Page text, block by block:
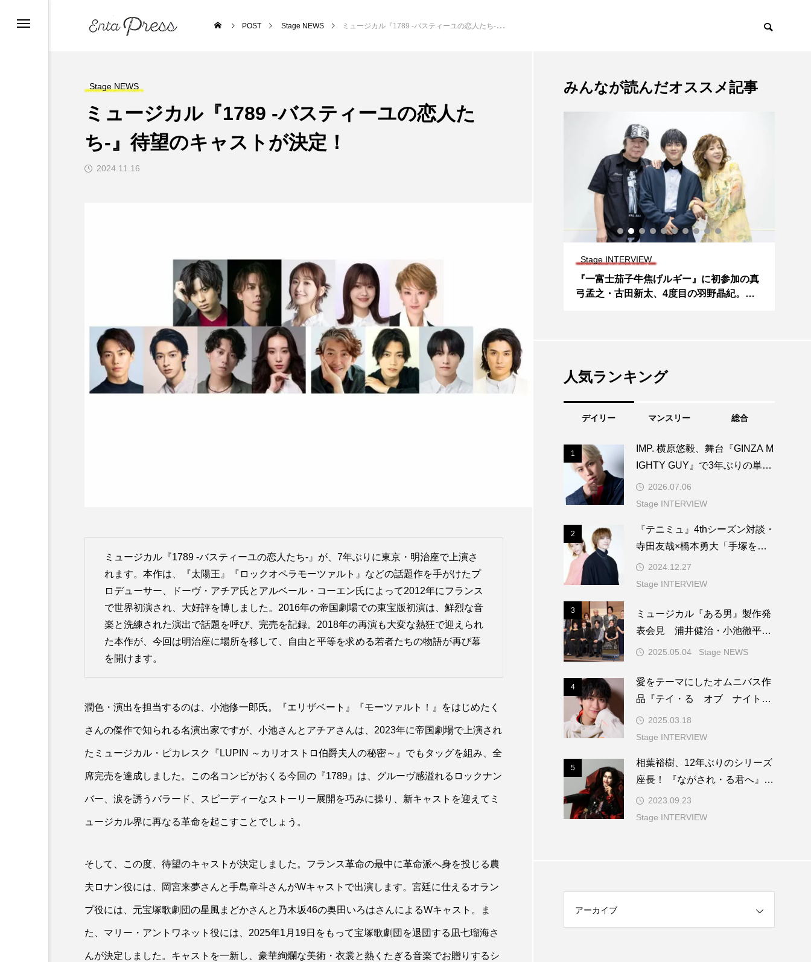
POST Stage NEWS ミュージカル『1789 -バスティーユの恋人たち-』待望のキャストが決定！
Stage NEWS
ミュージカル『1789 -バスティーユの恋人た
ち-』待望のキャストが決定！
2024.11.16
ミュージカル『1789 -バスティーユの恋人たち-』が、7年ぶりに東京・明治座で上演さ
れます。本作は、『太陽王』『ロックオペラモーツァルト』などの話題作を手がけたプ
ロデューサー、ドーヴ・アチア氏とアルベール・コーエン氏によって2012年にフランス
で世界初演され、大好評を博しました。2016年の帝国劇場での東宝版初演は、鮮烈な音
楽と洗練された演出で話題を呼び、完売を記録。2018年の再演も大変な熱狂で迎えられ
た本作が、今回は明治座に場所を移して、自由と平等を求める若者たちの物語が再び幕
を開けます。
潤色・演出を担当するのは、小池修一郎氏。『エリザベート』『モーツァルト！』をはじめたく
さんの傑作で知られる名演出家ですが、小池さんとアチアさんは、2023年に帝国劇場で上演され
たミュージカル・ピカレスク『LUPIN ～カリオストロ伯爵夫人の秘密～』でもタッグを組み、全
席完売を達成しました。この名コンビがおくる今回の『1789』は、グルーヴ感溢れるロックナン
バー、涙を誘うバラード、スピーディーなストーリー展開を巧みに操り、新キャストを迎えてミ
ュージカル界に再なる革命を起こすことでしょう。
そして、この度、待望のキャストが決定しました。フランス革命の最中に革命派へ身を投じる農
夫ロナン役には、岡宮来夢さんと手島章斗さんがWキャストで出演します。宮廷に仕えるオラン
プ役には、元宝塚歌劇団の星風まどかさんと乃木坂46の奥田いろはさんによるWキャスト。ま
た、マリー・アントワネット役には、2025年1月19日をもって宝塚歌劇団を退団する凪七瑠海さ
んが決定しました。キャストを一新し、豪華絢爛な美術・衣裳と熱くたぎる音楽でお贈りするシ
みんなが読んだオススメ記事
Stage INTERVIEW
歌舞伎座『四月大歌舞伎』 舞踊の大作
「春興鏡獅子」 で尾上右近が小姓弥生と獅
子の精に！
内藤大希が受けたカルチャーショックと
は？ 『ながされ・る君へ』インタビュー p
art.2
Stage INTERVIEW
『一富士茄子牛焦げルギー』に初参加の真
弓孟之・古田新太、4度目の羽野晶紀。
人気ランキング
デイリー マンスリー 総合
1
IMP. 横原悠毅、舞台『GINZA M
IGHTY GUY』で3年ぶりの単独
主演！
2026.07.06
Stage INTERVIEW
2
『テニミュ』4thシーズン対談・
寺田友哉×橋本勇大「手塚を演
じる上で根本になる言葉をもら
いました」
2024.12.27
Stage INTERVIEW
3
ミュージカル『ある男』製作発
表会見 浦井健治・小池徹平ら
が世界初演への熱き想いを語る
2025.05.04 Stage NEWS
4
愛をテーマにしたオムニバス作
品『テイ・る オブ ナイトメ
ア』。主演の相葉裕樹が「愛」
を語る
2025.03.18
Stage INTERVIEW
5
相葉裕樹、12年ぶりのシリーズ
座長！ 『ながされ・る君へ』イ
ンタビュー part.1
2023.09.23
Stage INTERVIEW
アーカイブ